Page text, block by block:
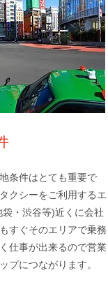
条件はとても重要で
クシーをご利用するエ
・渋谷等)近くに会社
すぐそのエリアで乗務
仕事が出来るので営業
プにつながります。